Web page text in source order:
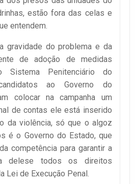
estão fora das celas e
entendem.
do problema e da
de adoção de medidas
Sistema Penitenciário do
ao Governo do
colocar na campanha um
de contas ele está inserido
da violência, só que o algoz
é o Governo do Estado, que
competência para garantir a
delese todos os direitos
Lei de Execução Penal.